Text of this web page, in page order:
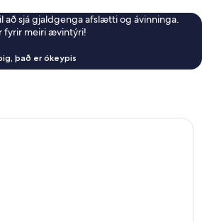
að sjá gjaldgenga afslætti og ávinninga.
fyrir meiri ævintýri!
það er ókeypis